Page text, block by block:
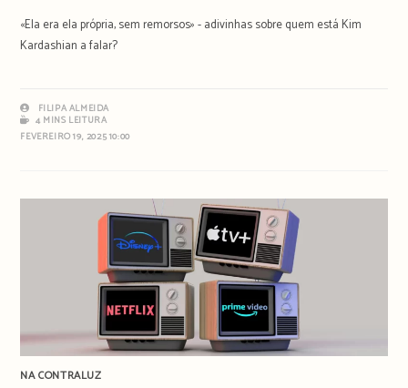
«Ela era ela própria, sem remorsos» - adivinhas sobre quem está Kim
Kardashian a falar?
FILIPA ALMEIDA
4 MINS LEITURA
FEVEREIRO 19, 2025 10:00
NA CONTRALUZ